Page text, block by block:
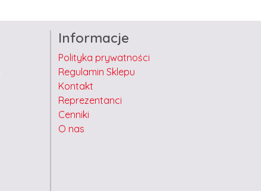
Informacje
Polityka prywatności
Regulamin Sklepu
Kontakt
Reprezentanci
Cenniki
O nas